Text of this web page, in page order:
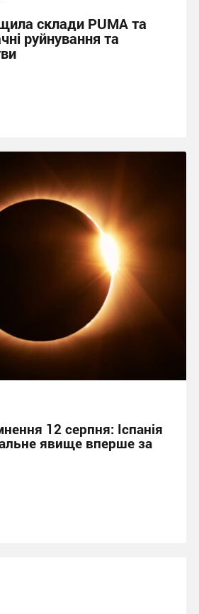
склади PUMA та
руйнування та
12 серпня: Іспанія
явище вперше за